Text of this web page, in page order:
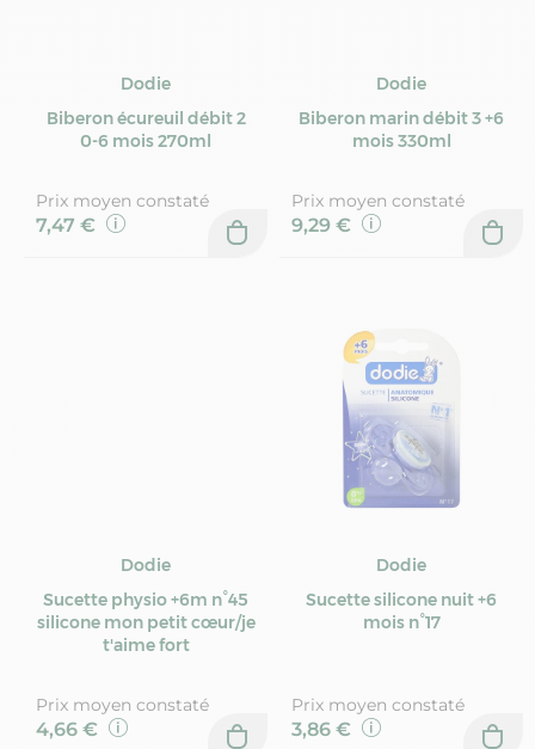
Dodie
Biberon écureuil débit 2
0-6 mois 270ml
Prix moyen constaté
7,47 €
Dodie
Biberon marin débit 3 +6
mois 330ml
Prix moyen constaté
9,29 €
Dodie
Sucette physio +6m n°45
silicone mon petit cœur/je
t'aime fort
Prix moyen constaté
4,66 €
Dodie
Sucette silicone nuit +6
mois n°17
Prix moyen constaté
3,86 €